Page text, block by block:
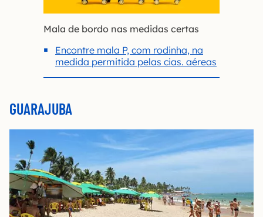
Mala de bordo nas medidas certas
Encontre mala P, com rodinha, na
medida permitida pelas cias. aéreas
GUARAJUBA